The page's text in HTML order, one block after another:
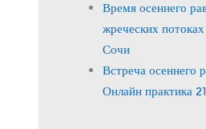
Время осеннего
жреческих
Сочи
Встреча осеннего
Онлайн практика